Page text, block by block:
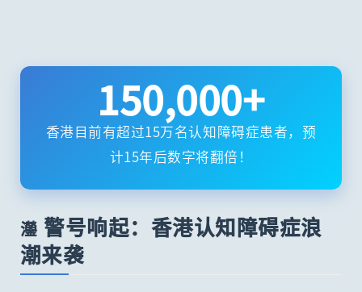
150,000+
香港目前有超过15万名认知障碍症患者，预
计15年后数字将翻倍！
灐 警号响起：香港认知障碍症浪
潮来袭